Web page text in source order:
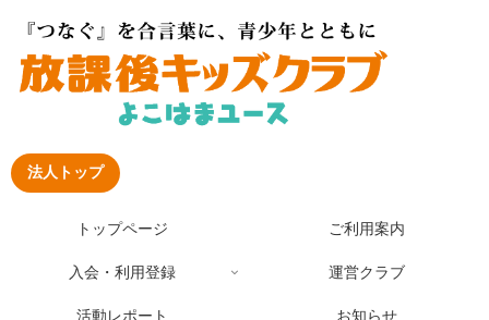
法人トップ
トップページ ご利用案内
入会・利用登録 運営クラブ
活動レポート お知らせ